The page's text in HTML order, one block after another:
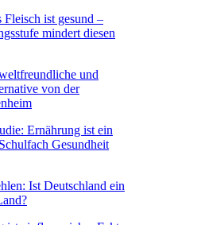
Fleisch ist gesund –
mindert diesen
und
von der
Ernährung ist ein
Gesundheit
Ist Deutschland ein